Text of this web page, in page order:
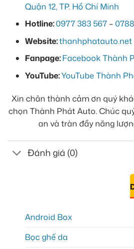
Quận 12, TP. Hồ Chí Minh
Hotline:0977 383 567 –
Website:thanhphatauto.net
Fanpage:Facebook Thành
YouTube:YouTube Thành
Xin chân thành cảm ơn quý
chọn Thành Phát Auto. Chúc
an và tràn đầy năng
Đánh giá (0)
Android Box
Bọc ghế da